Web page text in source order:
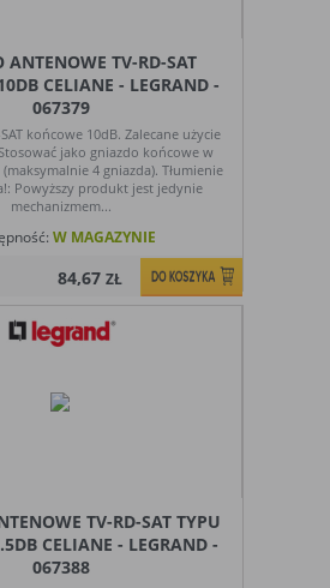
ANTENOWE TV-RD-SAT
CELIANE - LEGRAND -
067379
końcowe 10dB. Zalecane użycie
jako gniazdo końcowe w
4 gniazda). Tłumienie
Powyższy produkt jest jedynie
mechanizmem...
W MAGAZYNIE
84,67ZŁ
TV-RD-SAT TYPU
CELIANE - LEGRAND -
067388